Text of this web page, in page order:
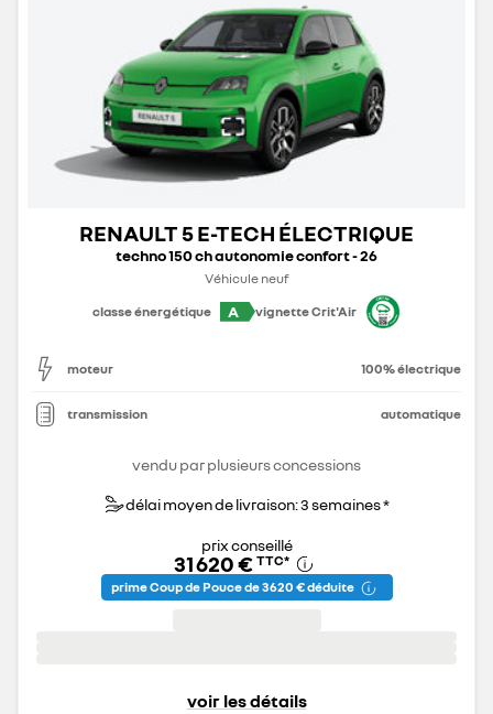
RENAULT 5 E-TECH ÉLECTRIQUE
techno 150 ch autonomie confort - 26
Véhicule neuf
classe énergétique
A vignette Crit'Air
moteur 100% électrique
transmission automatique
vendu par plusieurs concessions
délai moyen de livraison: 3 semaines *
prix conseillé
31 620 € TTC*
prime Coup de Pouce de 3 620 € déduite
voir les détails